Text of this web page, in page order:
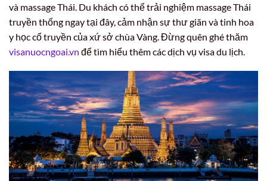
và massage Thái. Du khách có thể trải nghiệm massage Thái
truyền thống ngay tại đây, cảm nhận sự thư giãn và tinh hoa
y học cổ truyền của xứ sở chùa Vàng. Đừng quên ghé thăm
visanuocngoai.vn để tìm hiểu thêm các dịch vụ visa du lịch.